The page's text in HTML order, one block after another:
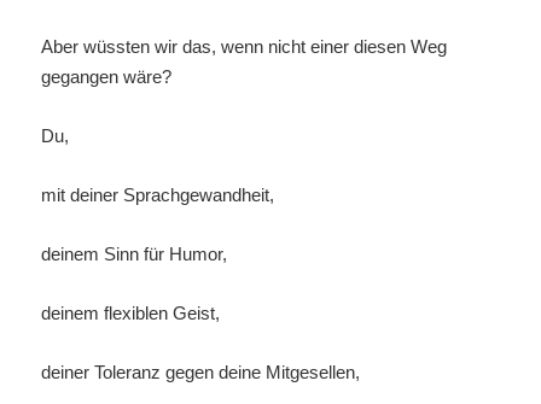
Aber wüssten wir das, wenn nicht einer diesen Weg
gegangen wäre?
Du,
mit deiner Sprachgewandheit,
deinem Sinn für Humor,
deinem flexiblen Geist,
deiner Toleranz gegen deine Mitgesellen,